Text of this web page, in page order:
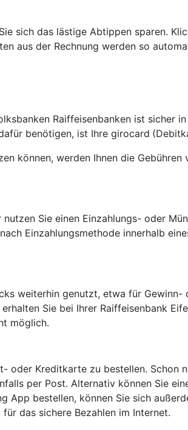
sich das lästige Abtippen sparen.
aus der Rechnung werden so
Raiffeisenbanken ist sicher
benötigen, ist Ihre girocard
können, werden Ihnen die
Sie einen Einzahlungs- oder
Einzahlungsmethode innerhalb
weiterhin genutzt, etwa für Gewinn-
Sie bei Ihrer Raiffeisenbank
möglich.
oder Kreditkarte zu bestellen. Schon
per Post. Alternativ können Sie
App bestellen, können Sie sich
das sichere Bezahlen im Internet.